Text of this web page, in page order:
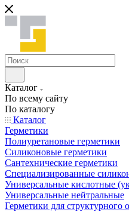
Каталог
По всему сайту
По каталогу
Каталог
Герметики
Полиуретановые герметики
Силиконовые герметики
Сантехнические герметики
Специализированные
Универсальные кислотные
Универсальные нейтральные
Герметики для структурного